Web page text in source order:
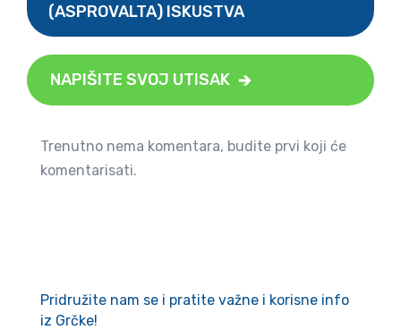
(ASPROVALTA) ISKUSTVA
NAPIŠITE SVOJ UTISAK
Trenutno nema komentara, budite prvi koji će
komentarisati.
Pridružite nam se i pratite važne i korisne info
iz Grčke!